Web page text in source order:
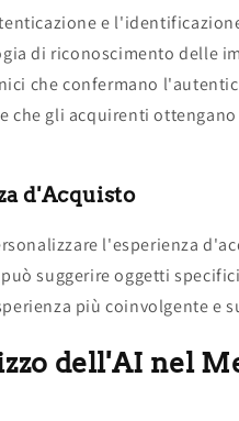
e
di riconoscimento delle
che confermano
che gli acquirenti
d'Acquisto
l'esperienza
suggerire oggetti
più coinvolgente e
dell'AI nel